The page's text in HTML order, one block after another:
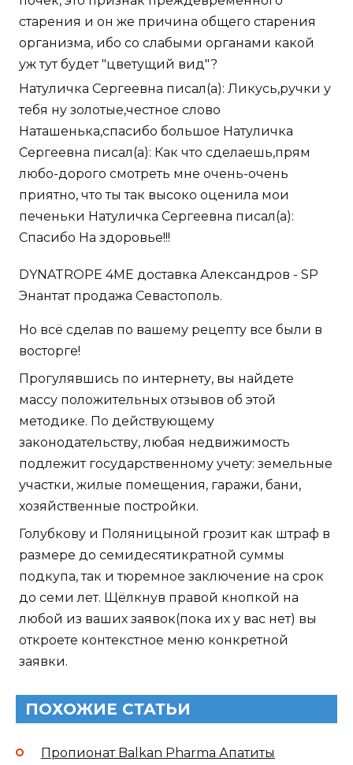
старения и он же причина общего старения
организма, ибо со слабыми органами какой
уж тут будет "цветущий вид"?
Натуличка Сергеевна писал(а): Ликусь,ручки у
тебя ну золотые,честное слово
Наташенька,спасибо большое Натуличка
Сергеевна писал(а): Как что сделаешь,прям
любо-дорого смотреть мне очень-очень
приятно, что ты так высоко оценила мои
печеньки Натуличка Сергеевна писал(а):
Спасибо На здоровье!!!
DYNATROPE 4ME доставка Александров - SP
Энантат продажа Севастополь.
Но всё сделав по вашему рецепту все были в
восторге!
Прогулявшись по интернету, вы найдете
массу положительных отзывов об этой
методике. По действующему
законодательству, любая недвижимость
подлежит государственному учету: земельные
участки, жилые помещения, гаражи, бани,
хозяйственные постройки.
Голубкову и Поляницыной грозит как штраф в
размере до семидесятикратной суммы
подкупа, так и тюремное заключение на срок
до семи лет. Щёлкнув правой кнопкой на
любой из ваших заявок(пока их у вас нет) вы
откроете контекстное меню конкретной
заявки.
ПОХОЖИЕ СТАТЬИ
Пропионат Balkan Pharma Апатиты